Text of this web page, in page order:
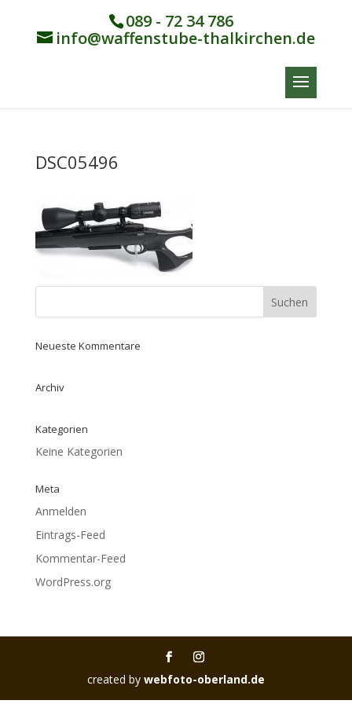
089 - 72 34 786
info@waffenstube-thalkirchen.de
DSC05496
Neueste Kommentare
Archiv
Kategorien
Keine Kategorien
Meta
Anmelden
Eintrags-Feed
Kommentar-Feed
WordPress.org
created by webfoto-oberland.de